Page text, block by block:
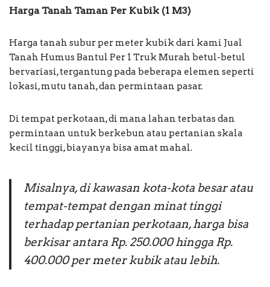
Harga Tanah Taman Per Kubik (1 M3)
Harga tanah subur per meter kubik dari kami Jual
Tanah Humus Bantul Per 1 Truk Murah betul-betul
bervariasi, tergantung pada beberapa elemen seperti
lokasi, mutu tanah, dan permintaan pasar.
Di tempat perkotaan, di mana lahan terbatas dan
permintaan untuk berkebun atau pertanian skala
kecil tinggi, biayanya bisa amat mahal.
Misalnya, di kawasan kota-kota besar atau
tempat-tempat dengan minat tinggi
terhadap pertanian perkotaan, harga bisa
berkisar antara Rp. 250.000 hingga Rp.
400.000 per meter kubik atau lebih.